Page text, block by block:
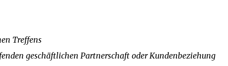
Treffens
geschäftlichen Partnerschaft oder Kundenbeziehung